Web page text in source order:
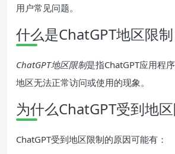
用户常见问题。
什么是ChatGPT地区限制
ChatGPT地区限制是指ChatGPT应用程
地区无法正常访问或使用的现象。
为什么ChatGPT受到地
ChatGPT受到地区限制的原因可能有：